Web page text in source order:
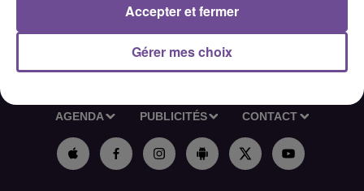
AGENDA PUBLICITÉS CONTACT
Gérer mes choix
Accepter et fermer